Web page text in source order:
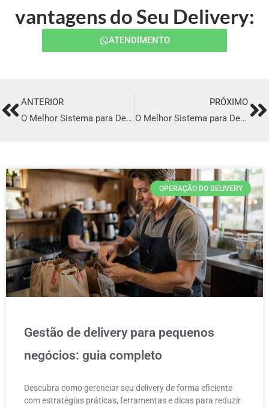
vantagens do Seu Delivery:
ATENDIMENTO
PrevANTERIOR
O Melhor Sistema para Delivery em Prudentópolis
PRÓXIMO
O Melhor Sistema para Delivery em Congonhas
OPERAÇÃO DO DELIVERY
Gestão de delivery para pequenos
negócios: guia completo
Descubra como gerenciar seu delivery de forma eficiente
com estratégias práticas, ferramentas e dicas para reduzir